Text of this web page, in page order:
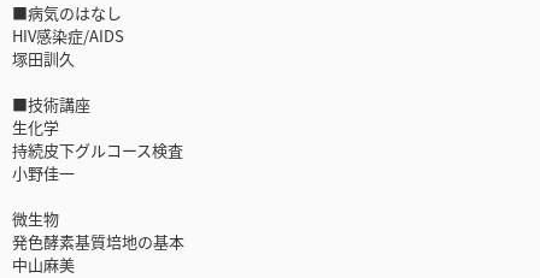
■病気のはなし
HIV感染症/AIDS
塚田訓久
■技術講座
生化学
持続皮下グルコース検査
小野佳一
微生物
発色酵素基質培地の基本
中山麻美